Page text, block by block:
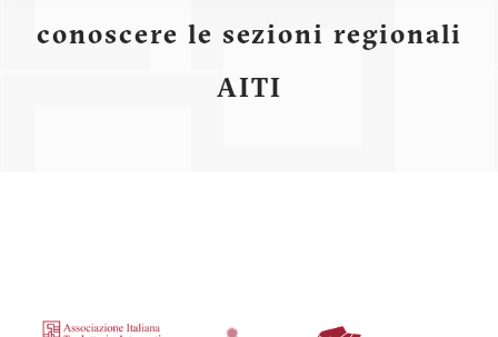
conoscere le sezioni regionali
AITI